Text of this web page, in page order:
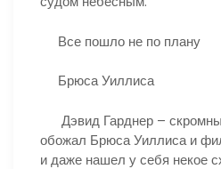
Все пошло не по плану
Брюса Уиллиса
Дэвид Гарднер –
обожал Брюса Уиллиса и
и даже нашел у себя некое